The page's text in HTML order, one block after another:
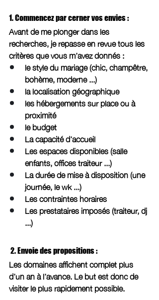
1. Commencez par cerner vos envies :
Avant de me plonger dans les
recherches, je repasse en revue tous les
critères que vous m’avez donnés :
le style du mariage (chic, champêtre,
bohème, moderne ...)
la localisation géographique
les hébergements sur place ou à
proximité
le budget
La capacité d’accueil
Les espaces disponibles (salle
enfants, offices traiteur ...)
La durée de mise à disposition (une
journée, le wk ...)
Les contraintes horaires
Les prestataires imposés (traiteur, dj
...)
2. Envoie des propositions :
Les domaines affichent complet plus
d’un an à l’avance. Le but est donc de
visiter le plus rapidement possible.